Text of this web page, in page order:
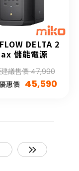
DELTA 2
儲能電源
議售價 47,990
惠價 45,590